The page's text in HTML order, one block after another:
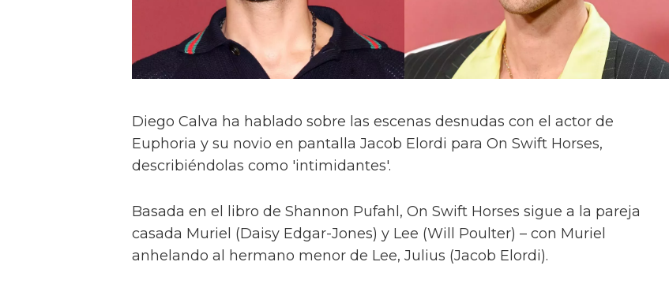
Diego Calva ha hablado sobre las escenas desnudas con el actor de
Euphoria y su novio en pantalla Jacob Elordi para On Swift Horses,
describiéndolas como 'intimidantes'.
Basada en el libro de Shannon Pufahl, On Swift Horses sigue a la pareja
casada Muriel (Daisy Edgar-Jones) y Lee (Will Poulter) – con Muriel
anhelando al hermano menor de Lee, Julius (Jacob Elordi).